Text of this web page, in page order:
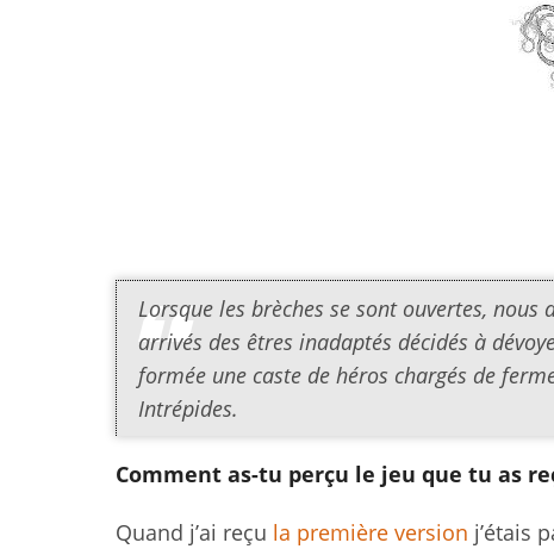
Lorsque les brèches se sont ouvertes,
arrivés des êtres inadaptés décidés à
formée une caste de héros chargés de
Intrépides.
Comment as-tu perçu le jeu que tu as
Quand j’ai reçu la première version j’étais